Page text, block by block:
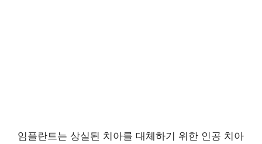
임플란트는 상실된 치아를 대체하기 위한 인공 치아